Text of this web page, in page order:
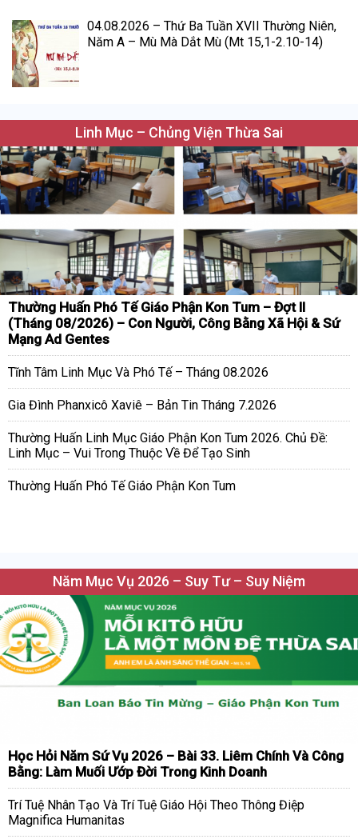
04.08.2026 – Thứ Ba Tuần XVII Thường Niên,
Năm A – Mù Mà Dắt Mù (Mt 15,1-2.10-14)
Linh Mục – Chủng Viện Thừa Sai
Thường Huấn Phó Tế Giáo Phận Kon Tum – Đợt II
(Tháng 08/2026) – Con Người, Công Bằng Xã Hội & Sứ
Mạng Ad Gentes
Tĩnh Tâm Linh Mục Và Phó Tế – Tháng 08.2026
Gia Đình Phanxicô Xaviê – Bản Tin Tháng 7.2026
Thường Huấn Linh Mục Giáo Phận Kon Tum 2026. Chủ Đề:
Linh Mục – Vui Trong Thuộc Về Để Tạo Sinh
Thường Huấn Phó Tế Giáo Phận Kon Tum
Năm Mục Vụ 2026 – Suy Tư – Suy Niệm
Học Hỏi Năm Sứ Vụ 2026 – Bài 33. Liêm Chính Và Công
Bằng: Làm Muối Ướp Đời Trong Kinh Doanh
Trí Tuệ Nhân Tạo Và Trí Tuệ Giáo Hội Theo Thông Điệp
Magnifica Humanitas